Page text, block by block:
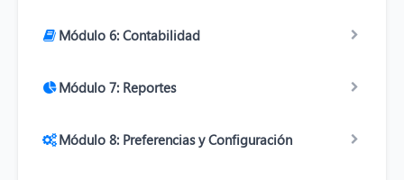
Módulo 6: Contabilidad
Módulo 7: Reportes
Módulo 8: Preferencias y Configuración